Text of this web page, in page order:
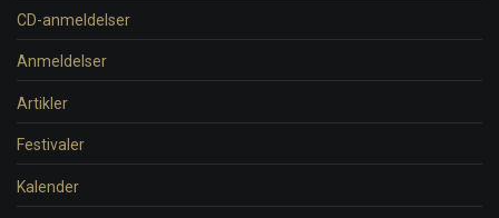
CD-anmeldelser
Anmeldelser
Artikler
Festivaler
Kalender